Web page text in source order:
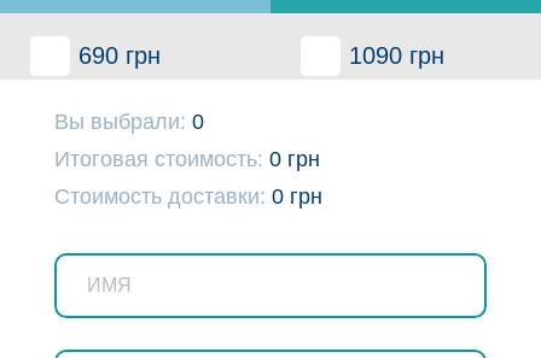
690 грн 1090 грн
Игрушка мягкая большая
Кол-во:
Вы выбрали: 0
Итоговая стоимость: 0 грн
Стоимость доставки: 0 грн